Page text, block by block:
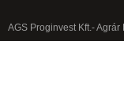
AGS Proginvest Kft.-